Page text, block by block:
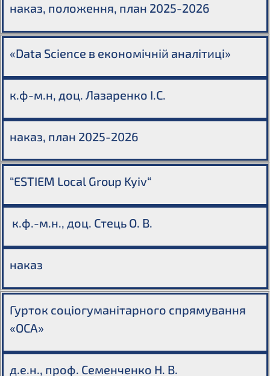
наказ, положення, план 2025-2026
«Data Science в економічній аналітиці»
к.ф-м.н, доц. Лазаренко І.С.
наказ, план 2025-2026
“ESTIEM Local Group Kyiv“
к.ф.-м.н., доц. Стець О. В.
наказ
Гурток соціогуманітарного спрямування
«ОСА»
д.е.н., проф. Семенченко Н. В.